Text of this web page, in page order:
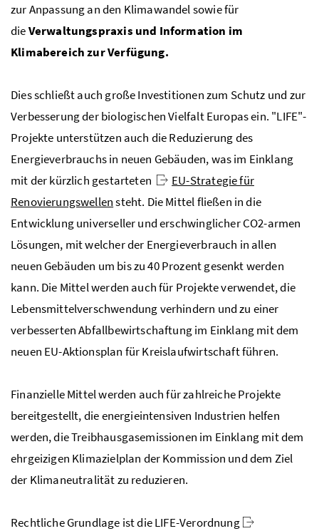
zur Anpassung an den Klimawandel sowie für
dieVerwaltungspraxis und Information im
Klimabereich zur Verfügung.
Dies schließt auch große Investitionen zum Schutz und zur
Verbesserung der biologischen Vielfalt Europas ein. "LIFE"-
Projekte unterstützen auch die Reduzierung des
Energieverbrauchs in neuen Gebäuden, was im Einklang
mit der kürzlich gestarteten
EU-Strategie für
Renovierungswellensteht. Die Mittel fließen in die
Entwicklung universeller und erschwinglicherCO2-armen
Lösungen, mit welcher der Energieverbrauch in allen
neuen Gebäuden um bis zu 40 Prozent gesenkt werden
kann. Die Mittel werden auch für Projekte verwendet, die
Lebensmittelverschwendung verhindern und zu einer
verbesserten Abfallbewirtschaftung im Einklang mit dem
neuen EU-Aktionsplan für Kreislaufwirtschaft führen.
Finanzielle Mittel werden auch für zahlreiche Projekte
bereitgestellt, die energieintensiven Industrien helfen
werden, die Treibhausgasemissionen im Einklang mit dem
ehrgeizigen Klimazielplan der Kommission und dem Ziel
der Klimaneutralität zu reduzieren.
Rechtliche Grundlage ist dieLIFE-Verordnung